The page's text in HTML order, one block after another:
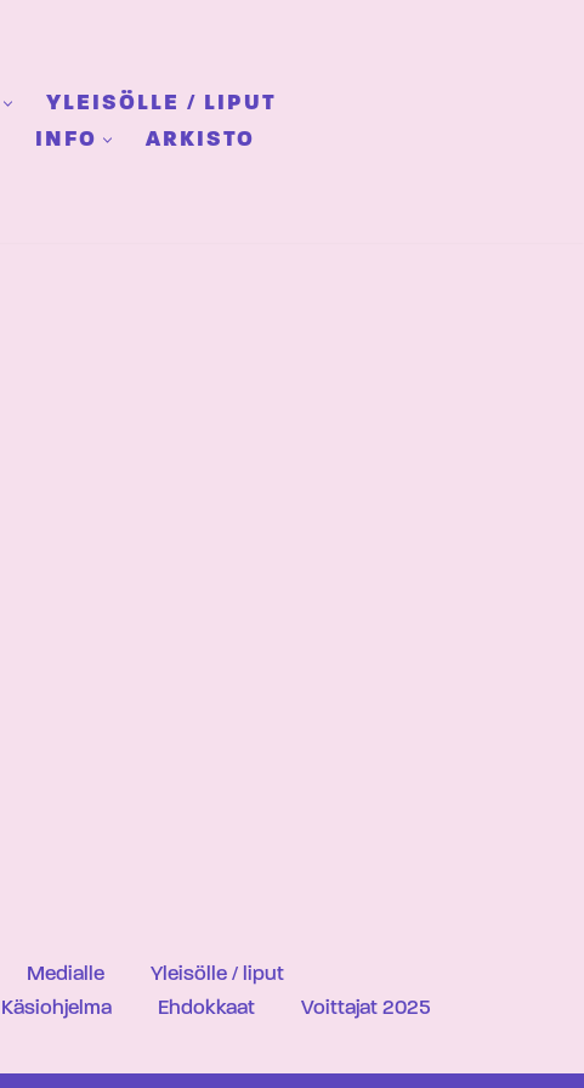
YLEISÖLLE / LIPUT
INFO ARKISTO
Medialle
Yleisölle / liput
Käsiohjelma Ehdokkaat
Voittajat 2025